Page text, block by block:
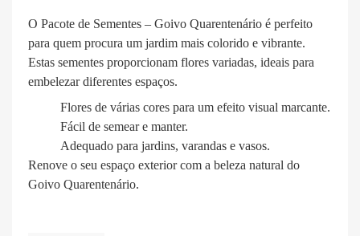
O Pacote de Sementes – Goivo Quarentenário é perfeito
para quem procura um jardim mais colorido e vibrante.
Estas sementes proporcionam flores variadas, ideais para
embelezar diferentes espaços.
Flores de várias cores para um efeito visual marcante.
Fácil de semear e manter.
Adequado para jardins, varandas e vasos.
Renove o seu espaço exterior com a beleza natural do
Goivo Quarentenário.